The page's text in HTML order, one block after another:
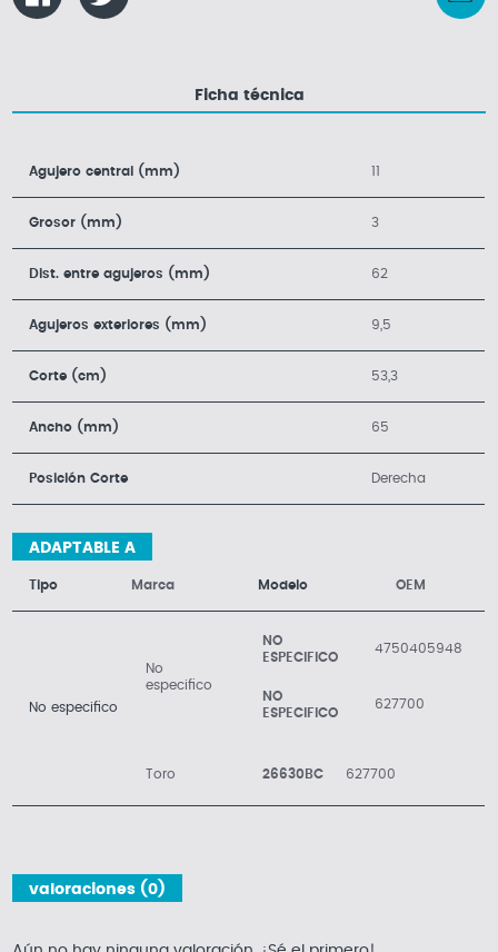
Ficha técnica
Agujero central (mm) 11
Grosor (mm) 3
Dist. entre agujeros (mm) 62
Agujeros exteriores (mm) 9,5
Corte (cm) 53,3
Ancho (mm) 65
Posición Corte Derecha
ADAPTABLE A
Tipo Marca Modelo OEM
No especifico
No
especifico
NO
ESPECIFICO
4750405948
NO
ESPECIFICO
627700
Toro 26630BC 627700
valoraciones (0)